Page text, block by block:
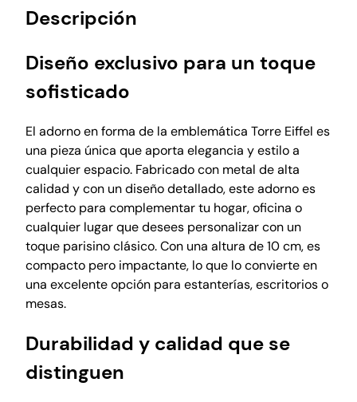
o
r
o
,
e
t
a
l
,
1
0
c
m
a
t
o
c
Descripción
Diseño exclusivo para un toque
sofisticado
El adorno en forma de la emblemática Torre Eiffel es
una pieza única que aporta elegancia y estilo a
cualquier espacio. Fabricado con metal de alta
calidad y con un diseño detallado, este adorno es
perfecto para complementar tu hogar, oficina o
cualquier lugar que desees personalizar con un
toque parisino clásico. Con una altura de 10 cm, es
compacto pero impactante, lo que lo convierte en
una excelente opción para estanterías, escritorios o
mesas.
Durabilidad y calidad que se
distinguen